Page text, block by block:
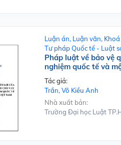
Luận án, Luận văn,
Tư pháp Quốc tế - Luật
Pháp luật về bảo vệ
nghiệm quốc tế và
Tác giả:
Trần, Võ Kiều Anh
Nhà xuất bản:
Trường Đại học Luật